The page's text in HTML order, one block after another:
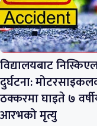
विद्यालयबाट
दुर्घटना:
ठक्करमा घाइते ७
आरभको मृत्यु